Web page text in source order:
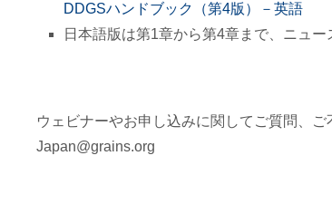
DDGSハンドブック（第4版）－英語
日本語版は第1章から第4章まで、ニュ
ウェビナーやお申し込みに関してご質問、
Japan@grains.org